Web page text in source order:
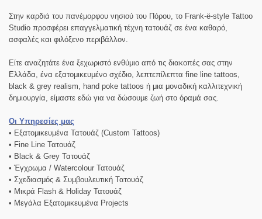
Στην καρδιά του πανέμορφου νησιού του Πόρου, το Frank-ë-style Tattoo
Studio προσφέρει επαγγελματική τέχνη τατουάζ σε ένα καθαρό,
ασφαλές και φιλόξενο περιβάλλον.
Είτε αναζητάτε ένα ξεχωριστό ενθύμιο από τις διακοπές σας στην
Ελλάδα, ένα εξατομικευμένο σχέδιο, λεπτεπίλεπτα fine line tattoos,
black & grey realism, hand poke tattoos ή μια μοναδική καλλιτεχνική
δημιουργία, είμαστε εδώ για να δώσουμε ζωή στο όραμά σας.
Οι Υπηρεσίες μας
• Εξατομικευμένα Τατουάζ (Custom Tattoos)
• Fine Line Τατουάζ
• Black & Grey Τατουάζ
• Έγχρωμα / Watercolour Τατουάζ
• Σχεδιασμός & Συμβουλευτική Τατουάζ
• Μικρά Flash & Holiday Τατουάζ
• Μεγάλα Εξατομικευμένα Projects